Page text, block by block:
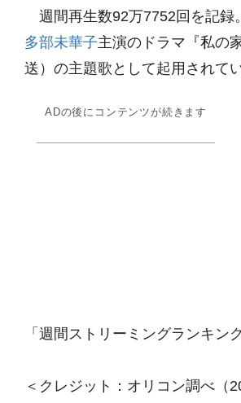
週間再生数92万7752回を記録
多部未華子主演のドラマ『私の
送）の主題歌として起用されて
ADの後にコンテンツが続きます
「週間ストリーミングランキ
＜クレジット：オリコン調べ（